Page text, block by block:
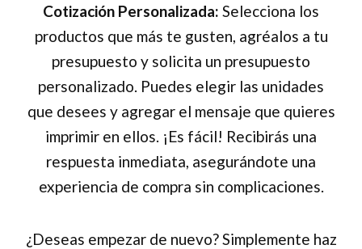
Cotización Personalizada: Selecciona los
productos que más te gusten, agréalos a tu
presupuesto y solicita un presupuesto
personalizado. Puedes elegir las unidades
que desees y agregar el mensaje que quieres
imprimir en ellos. ¡Es fácil! Recibirás una
respuesta inmediata, asegurándote una
experiencia de compra sin complicaciones.
¿Deseas empezar de nuevo? Simplemente haz